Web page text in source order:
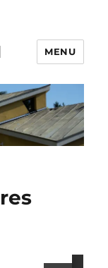
MENU